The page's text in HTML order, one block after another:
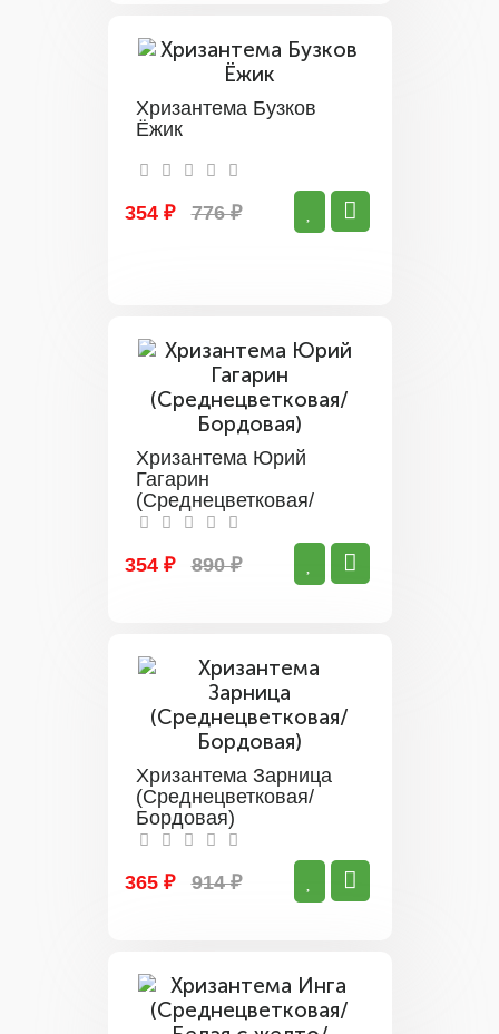
Хризантема Бузков
Ёжик
354 ₽ 776 ₽
Хризантема Юрий
Гагарин
(Среднецветковая/
Бордовая)
354 ₽
890 ₽
Хризантема Зарница
(Среднецветковая/
Бордовая)
365 ₽ 914 ₽